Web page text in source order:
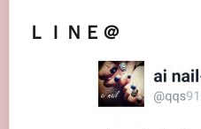
ＬＩＮＥ＠